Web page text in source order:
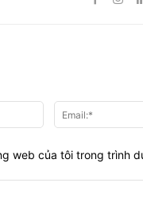
Tên:*
web của tôi trong trình